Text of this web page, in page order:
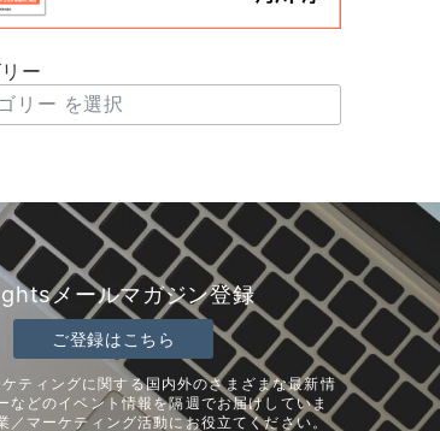
ー
メールマガジン登録
ご登録はこちら
ティングに関する国内外のさまざまな最新情
などのイベント情報を隔週でお届けしていま
／マーケティング活動にお役立てください。